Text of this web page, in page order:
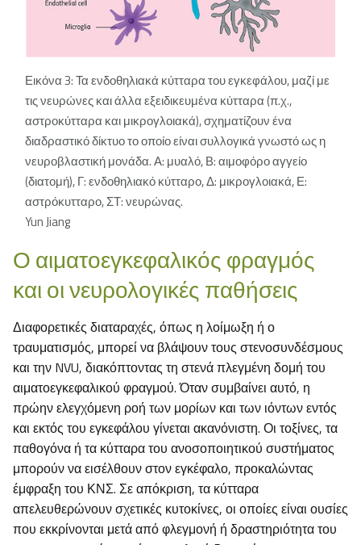
Εικόνα 3: Τα ενδοθηλιακά κύτταρα του εγκεφάλου, μαζί με
τις νευρώνες και άλλα εξειδικευμένα κύτταρα (π.χ.,
αστροκύτταρα και μικρογλοιακά), σχηματίζουν ένα
διαδραστικό δίκτυο το οποίο είναι συλλογικά γνωστό ως η
νευροβλαστική μονάδα. Α: μυαλό, Β: αιμοφόρο αγγείο
(διατομή),Γ: ενδοθηλιακό κύτταρο, Δ: μικρογλοιακά, Ε:
αστρόκυτταρο, ΣΤ: νευρώνας.
Yun Jiang
Ο αιματοεγκεφαλικός φραγμός
και οι νευρολογικές παθήσεις
Διαφορετικές διαταραχές, όπως η λοίμωξη ή ο
τραυματισμός, μπορεί να βλάψουν τους στενοσυνδέσμους
και την NVU, διακόπτοντας τη στενά πλεγμένη δομή του
αιματοεγκεφαλικού φραγμού. Όταν συμβαίνει αυτό, η
πρώην ελεγχόμενη ροή των μορίων και των ιόντων εντός
και εκτός του εγκεφάλου γίνεται ακανόνιστη. Οι τοξίνες, τα
παθογόνα ή τα κύτταρα του ανοσοποιητικού συστήματος
μπορούν να εισέλθουν στον εγκέφαλο, προκαλώντας
έμφραξη του ΚΝΣ. Σε απόκριση, τα κύτταρα
απελευθερώνουν σχετικές κυτοκίνες, οι οποίες είναι ουσίες
που εκκρίνονται μετά από φλεγμονή ή δραστηριότητα του